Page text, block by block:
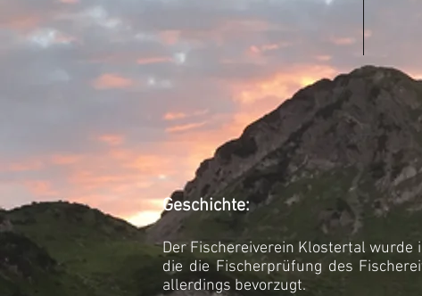
Geschichte:
Der Fischereiverein Klostertal wurde
die die Fischerprüfung des
allerdings bevorzugt.